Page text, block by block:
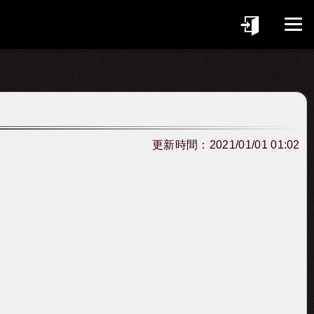
更新時間： 2021/01/01 01:02